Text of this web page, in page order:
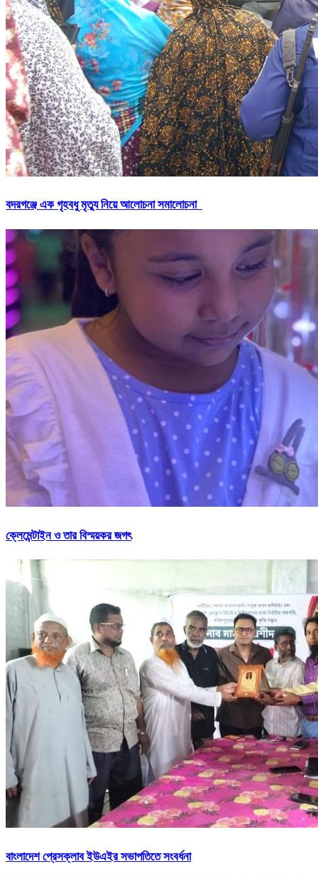
বদরগঞ্জে এক গৃহবধু মৃত্যু নিয়ে আলোচনা সমালোচনা
ক্লেমেন্টাইন ও তার বিস্ময়কর জগৎ
বাংলাদেশ প্রেসক্লাব ইউএইর সভাপতিতে সংবর্ধনা